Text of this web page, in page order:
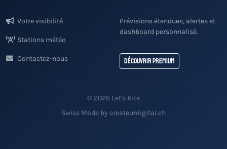
Votre visibilité
Stations météo
Contactez-nous
Prévisions étendues, alertes et
dashboard personnalisé.
Découvrir Premium
© 2026 Let's Kite
Swiss Made by createurdigital.ch